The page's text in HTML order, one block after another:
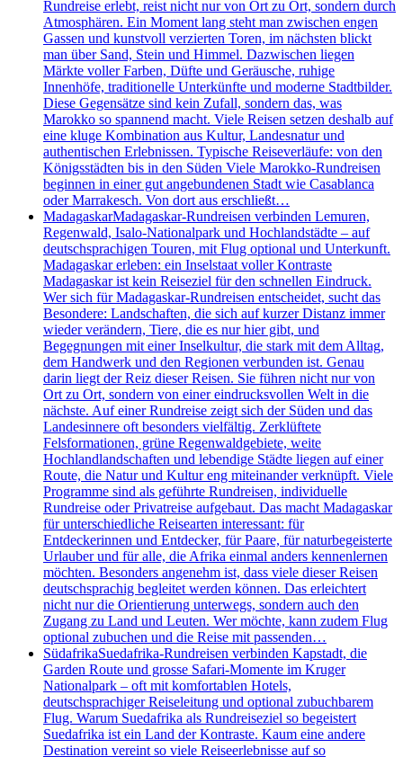
Rundreise erlebt, reist nicht nur von Ort zu Ort, sondern durch
Atmosphären. Ein Moment lang steht man zwischen engen
Gassen und kunstvoll verzierten Toren, im nächsten blickt
man über Sand, Stein und Himmel. Dazwischen liegen
Märkte voller Farben, Düfte und Geräusche, ruhige
Innenhöfe, traditionelle Unterkünfte und moderne Stadtbilder.
Diese Gegensätze sind kein Zufall, sondern das, was
Marokko so spannend macht. Viele Reisen setzen deshalb auf
eine kluge Kombination aus Kultur, Landesnatur und
authentischen Erlebnissen. Typische Reiseverläufe: von den
Königsstädten bis in den Süden Viele Marokko-Rundreisen
beginnen in einer gut angebundenen Stadt wie Casablanca
oder Marrakesch. Von dort aus erschließt…
MadagaskarMadagaskar-Rundreisen verbinden Lemuren,
Regenwald, Isalo-Nationalpark und Hochlandstädte – auf
deutschsprachigen Touren, mit Flug optional und Unterkunft.
Madagaskar erleben: ein Inselstaat voller Kontraste
Madagaskar ist kein Reiseziel für den schnellen Eindruck.
Wer sich für Madagaskar-Rundreisen entscheidet, sucht das
Besondere: Landschaften, die sich auf kurzer Distanz immer
wieder verändern, Tiere, die es nur hier gibt, und
Begegnungen mit einer Inselkultur, die stark mit dem Alltag,
dem Handwerk und den Regionen verbunden ist. Genau
darin liegt der Reiz dieser Reisen. Sie führen nicht nur von
Ort zu Ort, sondern von einer eindrucksvollen Welt in die
nächste. Auf einer Rundreise zeigt sich der Süden und das
Landesinnere oft besonders vielfältig. Zerklüftete
Felsformationen, grüne Regenwaldgebiete, weite
Hochlandlandschaften und lebendige Städte liegen auf einer
Route, die Natur und Kultur eng miteinander verknüpft. Viele
Programme sind als geführte Rundreisen, individuelle
Rundreise oder Privatreise aufgebaut. Das macht Madagaskar
für unterschiedliche Reisearten interessant: für
Entdeckerinnen und Entdecker, für Paare, für naturbegeisterte
Urlauber und für alle, die Afrika einmal anders kennenlernen
möchten. Besonders angenehm ist, dass viele dieser Reisen
deutschsprachig begleitet werden können. Das erleichtert
nicht nur die Orientierung unterwegs, sondern auch den
Zugang zu Land und Leuten. Wer möchte, kann zudem Flug
optional zubuchen und die Reise mit passenden…
SüdafrikaSuedafrika-Rundreisen verbinden Kapstadt, die
Garden Route und grosse Safari-Momente im Kruger
Nationalpark – oft mit komfortablen Hotels,
deutschsprachiger Reiseleitung und optional zubuchbarem
Flug. Warum Suedafrika als Rundreiseziel so begeistert
Suedafrika ist ein Land der Kontraste. Kaum eine andere
Destination vereint so viele Reiseerlebnisse auf so